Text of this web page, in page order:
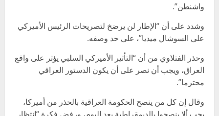
واشنطن”.
وشدد على أن “الإطار لن يرضخ لتصريحات الرئيس الأميركي
على السوشال ميديا”، على حد وصفه.
وحذر الفتلاوي من أن “التأثير الأميركي السلبي يؤثر على واقع
العراق، ويجب أن نصر على أن يكون الدستور العراقي
محترما”.
وقال إن كل من ينصح الحكومة العراقية بالحذر من أميركا،
يجب ألا ينصحوا بالديمقراطية بعد اليوم، ورفض فكرة “انتظار